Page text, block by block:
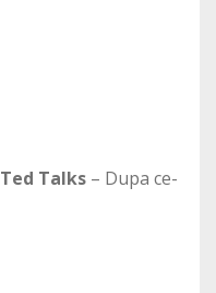
Ted Talks – Dupa ce-